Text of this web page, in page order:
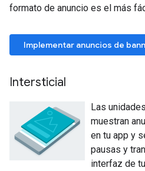
formato de anuncio es el más
Implementar anuncios de
Intersticial
Las
muestran
en tu app y
pausas y
interfaz de